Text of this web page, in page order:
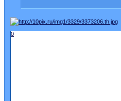
0